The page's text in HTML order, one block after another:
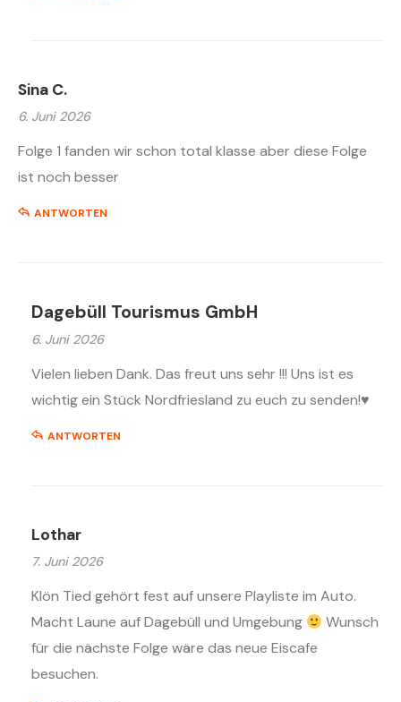
Sina C.
6. Juni 2026
Folge 1 fanden wir schon total klasse aber diese Folge
ist noch besser
ANTWORTEN
Dagebüll Tourismus GmbH
6. Juni 2026
Vielen lieben Dank. Das freut uns sehr !!! Uns ist es
wichtig ein Stück Nordfriesland zu euch zu senden!♥️
ANTWORTEN
Lothar
7. Juni 2026
Klön Tied gehört fest auf unsere Playliste im Auto.
Macht Laune auf Dagebüll und Umgebung
Wunsch
für die nächste Folge wäre das neue Eiscafe
besuchen.